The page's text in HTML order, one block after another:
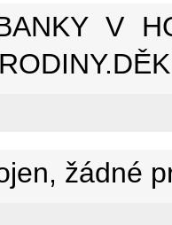
V
žádné